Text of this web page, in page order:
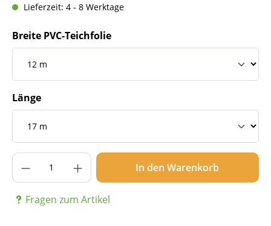
Lieferzeit: 4 - 8 Werktage
Breite PVC-Teichfolie
Länge
Produkt Anzahl: Gib den gewünschten
In den Warenkorb
Fragen zum Artikel